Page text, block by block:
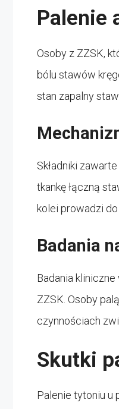
Palenie
Osoby z ZZSK,
bólu stawów
stan zapalny
Składniki
tkankę łączną
kolei prowadzi
Badania
Badania
ZZSK. Osoby
czynnościach
Skutki
Palenie tytoniu u